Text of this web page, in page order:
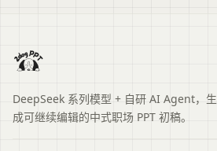
DeepSeek 系列模型 + 自研 AI Agent，生
成可继续编辑的中式职场 PPT 初稿。